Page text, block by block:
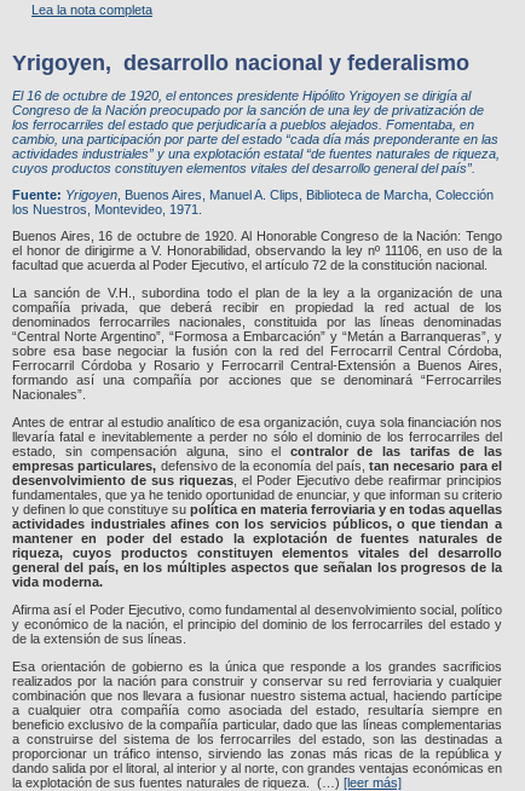
Lea la nota completa
Yrigoyen, desarrollo nacional y federalismo
El 16 de octubre de 1920, el entonces presidente Hipólito Yrigoyen se dirigía al
Congreso de la Nación preocupado por la sanción de una ley de privatización de
los ferrocarriles del estado que perjudicaría a pueblos alejados. Fomentaba, en
cambio, una participación por parte del estado “cada día más preponderante en las
actividades industriales” y una explotación estatal “de fuentes naturales de riqueza,
cuyos productos constituyen elementos vitales del desarrollo general del país”.
Fuente: Yrigoyen , Buenos Aires, Manuel A. Clips, Biblioteca de Marcha, Colección
los Nuestros, Montevideo, 1971.
Buenos Aires, 16 de octubre de 1920. Al Honorable Congreso de la Nación: Tengo
el honor de dirigirme a V. Honorabilidad, observando la ley nº 11106, en uso de la
facultad que acuerda al Poder Ejecutivo, el artículo 72 de la constitución nacional.
La sanción de V.H., subordina todo el plan de la ley a la organización de una
compañía privada, que deberá recibir en propiedad la red actual de los
denominados ferrocarriles nacionales, constituida por las líneas denominadas
“Central Norte Argentino”, “Formosa a Embarcación” y “Metán a Barranqueras”, y
sobre esa base negociar la fusión con la red del Ferrocarril Central Córdoba,
Ferrocarril Córdoba y Rosario y Ferrocarril Central-Extensión a Buenos Aires,
formando así una compañía por acciones que se denominará “Ferrocarriles
Nacionales”.
Antes de entrar al estudio analítico de esa organización, cuya sola financiación nos
llevaría fatal e inevitablemente a perder no sólo el dominio de los ferrocarriles del
estado, sin compensación alguna, sino el contralor de las tarifas de las
empresas particulares, defensivo de la economía del país,tan necesario para el
desenvolvimiento de sus riquezas , el Poder Ejecutivo debe reafirmar principios
fundamentales, que ya he tenido oportunidad de enunciar, y que informan su criterio
y definen lo que constituye su política en materia ferroviaria y en todas aquellas
actividades industriales afines con los servicios públicos, o que tiendan a
mantener en poder del estado la explotación de fuentes naturales de
riqueza, cuyos productos constituyen elementos vitales del desarrollo
general del país, en los múltiples aspectos que señalan los progresos de la
vida moderna.
Afirma así el Poder Ejecutivo, como fundamental al desenvolvimiento social, político
y económico de la nación, el principio del dominio de los ferrocarriles del estado y
de la extensión de sus líneas.
Esa orientación de gobierno es la única que responde a los grandes sacrificios
realizados por la nación para construir y conservar su red ferroviaria y cualquier
combinación que nos llevara a fusionar nuestro sistema actual, haciendo partícipe
a cualquier otra compañía como asociada del estado, resultaría siempre en
beneficio exclusivo de la compañía particular, dado que las líneas complementarias
a construirse del sistema de los ferrocarriles del estado, son las destinadas a
proporcionar un tráfico intenso, sirviendo las zonas más ricas de la república y
dando salida por el litoral, al interior y al norte, con grandes ventajas económicas en
la explotación de sus fuentes naturales de riqueza. (…) [leer más]